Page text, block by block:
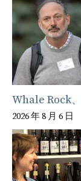
Whale Rock
2026 年 8 月 6 日